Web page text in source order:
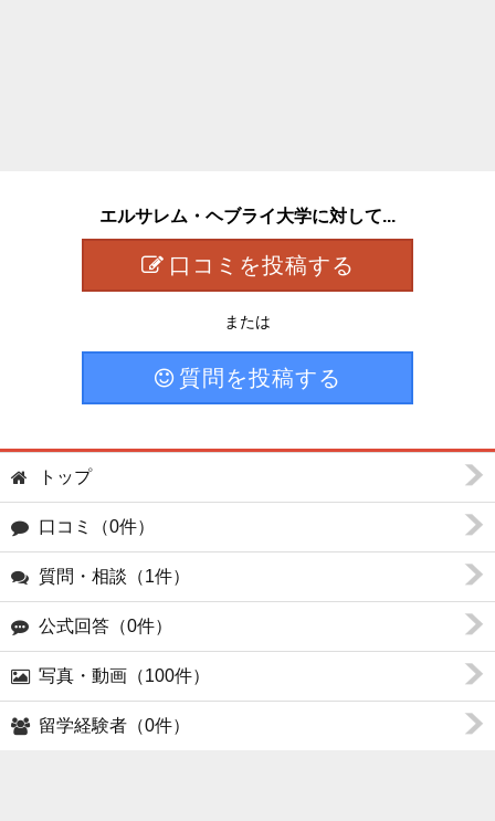
エルサレム・ヘブライ大学に対して...
口コミを投稿する
または
質問を投稿する
トップ
口コミ（0件）
質問・相談（1件）
公式回答（0件）
写真・動画（100件）
留学経験者（0件）